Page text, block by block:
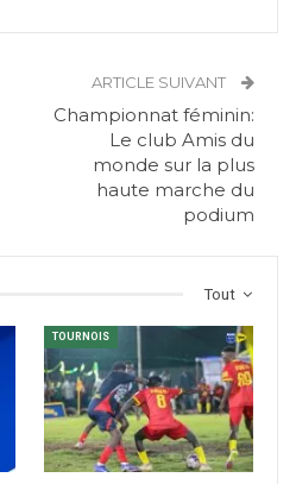
ARTICLE SUIVANT
Championnat féminin:
Le club Amis du
monde sur la plus
haute marche du
podium
Tout
TOURNOIS